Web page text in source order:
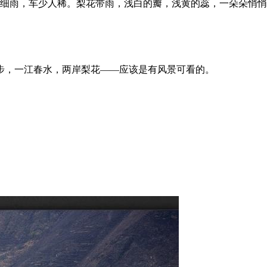
雨，车少人稀。梨花带雨，浅白的瓣，浅黄的蕊，一朵朵悄
，一江春水，两岸梨花——应该是有风景可看的。